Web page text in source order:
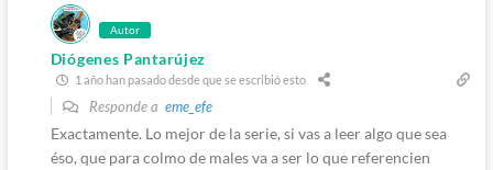
Autor
Diógenes Pantarújez
1 año han pasado desde que se escribió esto
Responde a eme_efe
Exactamente. Lo mejor de la serie, si vas a leer algo que sea
éso, que para colmo de males va a ser lo que referencien